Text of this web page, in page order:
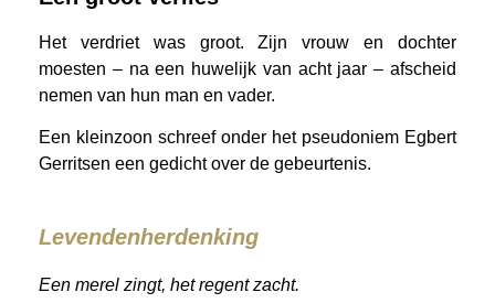
Het verdriet was groot. Zijn vrouw en dochter
moesten – na een huwelijk van acht jaar – afscheid
nemen van hun man en vader.
Een kleinzoon schreef onder het pseudoniem Egbert
Gerritsen een gedicht over de gebeurtenis.
Levendenherdenking
Een merel zingt, het regent zacht.